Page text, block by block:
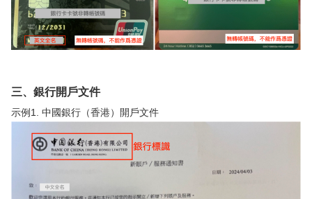
三、銀行開戶文件
示例1. 中國銀行（香港）開戶文件